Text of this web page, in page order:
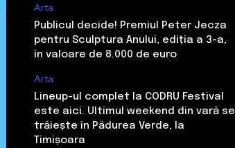
Arta
Publicul decide! Premiul Peter Jecza
pentru Sculptura Anului, ediția a 3-a,
în valoare de 8.000 de euro
Arta
Lineup-ul complet la CODRU Festival
este aici. Ultimul weekend din vară se
trăiește în Pădurea Verde, la
Timișoara